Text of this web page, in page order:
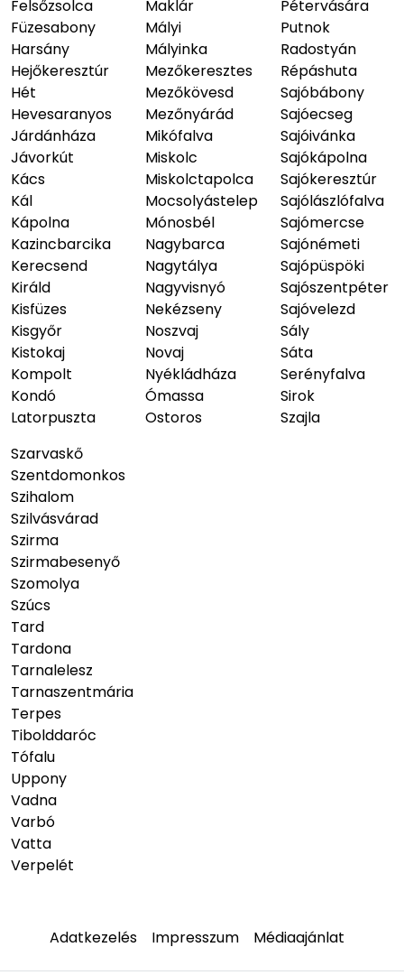
Felsőzsolca
Füzesabony
Harsány
Hejőkeresztúr
Hét
Hevesaranyos
Járdánháza
Jávorkút
Kács
Kál
Kápolna
Kazincbarcika
Kerecsend
Királd
Kisfüzes
Kisgyőr
Kistokaj
Kompolt
Kondó
Latorpuszta
Maklár
Mályi
Mályinka
Mezőkeresztes
Mezőkövesd
Mezőnyárád
Mikófalva
Miskolc
Miskolctapolca
Mocsolyástelep
Mónosbél
Nagybarca
Nagytálya
Nagyvisnyó
Nekézseny
Noszvaj
Novaj
Nyékládháza
Ómassa
Ostoros
Pétervására
Putnok
Radostyán
Répáshuta
Sajóbábony
Sajóecseg
Sajóivánka
Sajókápolna
Sajókeresztúr
Sajólászlófalva
Sajómercse
Sajónémeti
Sajópüspöki
Sajószentpéter
Sajóvelezd
Sály
Sáta
Serényfalva
Sirok
Szajla
Szarvaskő
Szentdomonkos
Szihalom
Szilvásvárad
Szirma
Szirmabesenyő
Szomolya
Szúcs
Tard
Tardona
Tarnalelesz
Tarnaszentmária
Terpes
Tibolddaróc
Tófalu
Uppony
Vadna
Varbó
Vatta
Verpelét
Adatkezelés Impresszum Médiaajánlat